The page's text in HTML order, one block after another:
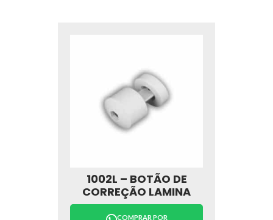
1002L – BOTÃO DE
CORREÇÃO LAMINA
COMPRAR POR